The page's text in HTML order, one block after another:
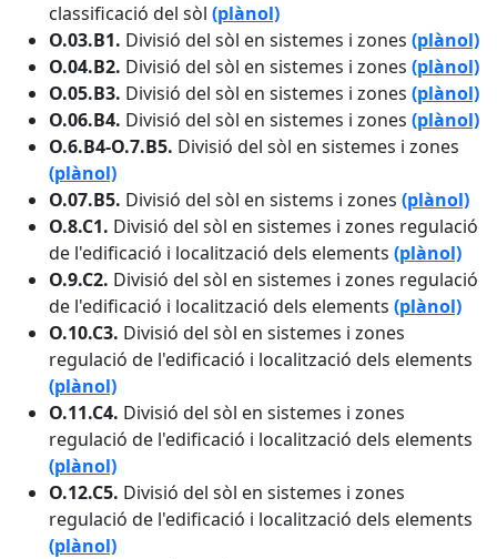
classificació del sòl (plànol)
O.03.B1. Divisió del sòl en sistemes i zones (plànol)
O.04.B2. Divisió del sòl en sistemes i zones (plànol)
O.05.B3. Divisió del sòl en sistemes i zones (plànol)
O.06.B4. Divisió del sòl en sistemes i zones (plànol)
O.6.B4-O.7.B5. Divisió del sòl en sistemes i zones
(plànol)
O.07.B5. Divisió del sòl en sistems i zones (plànol)
O.8.C1. Divisió del sòl en sistemes i zones regulació
de l'edificació i localització dels elements (plànol)
O.9.C2. Divisió del sòl en sistemes i zones regulació
de l'edificació i localització dels elements (plànol)
O.10.C3. Divisió del sòl en sistemes i zones
regulació de l'edificació i localització dels elements
(plànol)
O.11.C4. Divisió del sòl en sistemes i zones
regulació de l'edificació i localització dels elements
(plànol)
O.12.C5. Divisió del sòl en sistemes i zones
regulació de l'edificació i localització dels elements
(plànol)